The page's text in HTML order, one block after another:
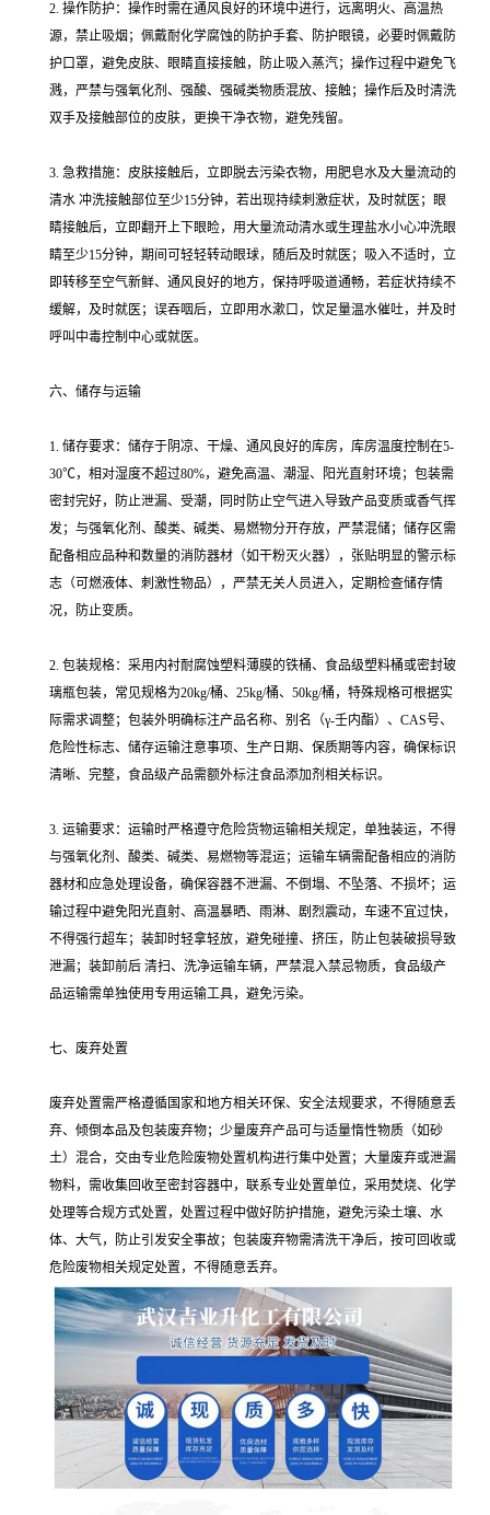
2. 操作防护：操作时需在通风良好的环境中进行，远离明火、高温热
源，禁止吸烟；佩戴耐化学腐蚀的防护手套、防护眼镜，必要时佩戴防
护口罩，避免皮肤、眼睛直接接触，防止吸入蒸汽；操作过程中避免飞
溅，严禁与强氧化剂、强酸、强碱类物质混放、接触；操作后及时清洗
双手及接触部位的皮肤，更换干净衣物，避免残留。
3. 急救措施：皮肤接触后，立即脱去污染衣物，用肥皂水及大量流动的
清水 冲洗接触部位至少15分钟，若出现持续刺激症状，及时就医；眼
睛接触后，立即翻开上下眼睑，用大量流动清水或生理盐水小心冲洗眼
睛至少15分钟，期间可轻轻转动眼球，随后及时就医；吸入不适时，立
即转移至空气新鲜、通风良好的地方，保持呼吸道通畅，若症状持续不
缓解，及时就医；误吞咽后，立即用水漱口，饮足量温水催吐，并及时
呼叫中毒控制中心或就医。
六、储存与运输
1. 储存要求：储存于阴凉、干燥、通风良好的库房，库房温度控制在5-
30℃，相对湿度不超过80%，避免高温、潮湿、阳光直射环境；包装需
密封完好，防止泄漏、受潮，同时防止空气进入导致产品变质或香气挥
发；与强氧化剂、酸类、碱类、易燃物分开存放，严禁混储；储存区需
配备相应品种和数量的消防器材（如干粉灭火器），张贴明显的警示标
志（可燃液体、刺激性物品），严禁无关人员进入，定期检查储存情
况，防止变质。
2. 包装规格：采用内衬耐腐蚀塑料薄膜的铁桶、食品级塑料桶或密封玻
璃瓶包装，常见规格为20kg/桶、25kg/桶、50kg/桶，特殊规格可根据实
际需求调整；包装外明确标注产品名称、别名（γ-壬内酯）、CAS号、
危险性标志、储存运输注意事项、生产日期、保质期等内容，确保标识
清晰、完整，食品级产品需额外标注食品添加剂相关标识。
3. 运输要求：运输时严格遵守危险货物运输相关规定，单独装运，不得
与强氧化剂、酸类、碱类、易燃物等混运；运输车辆需配备相应的消防
器材和应急处理设备，确保容器不泄漏、不倒塌、不坠落、不损坏；运
输过程中避免阳光直射、高温暴晒、雨淋、剧烈震动，车速不宜过快，
不得强行超车；装卸时轻拿轻放，避免碰撞、挤压，防止包装破损导致
泄漏；装卸前后 清扫、洗净运输车辆，严禁混入禁忌物质，食品级产
品运输需单独使用专用运输工具，避免污染。
七、废弃处置
废弃处置需严格遵循国家和地方相关环保、安全法规要求，不得随意丢
弃、倾倒本品及包装废弃物；少量废弃产品可与适量惰性物质（如砂
土）混合，交由专业危险废物处置机构进行集中处置；大量废弃或泄漏
物料，需收集回收至密封容器中，联系专业处置单位，采用焚烧、化学
处理等合规方式处置，处置过程中做好防护措施，避免污染土壤、水
体、大气，防止引发安全事故；包装废弃物需清洗干净后，按可回收或
危险废物相关规定处置，不得随意丢弃。